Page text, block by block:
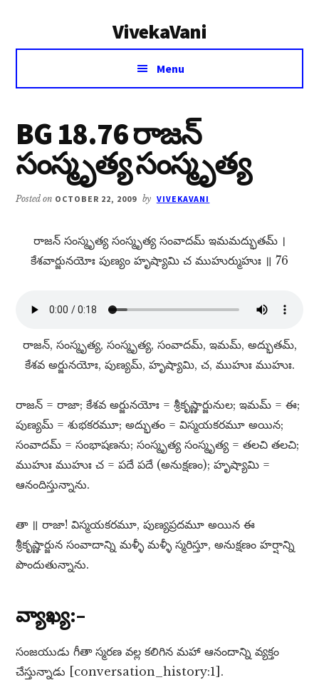
VivekaVani
Voice
Vivekananda
Menu
BG 18.76 రాజన్​
సంస్మృత్య సంస్మృత్య
Posted on OCTOBER 22, 2009 by VIVEKAVANI
రాజన్​ సంస్మృత్య సంస్మృత్య సంవాదమ్​ ఇమమద్భుతమ్​ ।
కేశవార్జునయోః పుణ్యం హృష్యామి చ ముహుర్ముహుః ॥ 76
రాజన్​, సంస్మృత్య, సంస్మృత్య, సంవాదమ్​, ఇమమ్​, అద్భుతమ్​,
కేశవ అర్జునయోః, పుణ్యమ్​, హృష్యామి, చ, ముహుః ముహుః.
రాజన్​ = రాజా; కేశవ అర్జునయోః = శ్రీకృష్ణార్జునుల; ఇమమ్​ = ఈ;
పుణ్యమ్​ = శుభకరమూ; అద్భుతం = విస్మయకరమూ అయిన;
సంవాదమ్​ = సంభాషణను; సంస్మృత్య సంస్మృత్య = తలచి తలచి;
ముహుః ముహుః చ = పదే పదే (అనుక్షణం); హృష్యామి =
ఆనందిస్తున్నాను.
తా ॥ రాజా! విస్మయకరమూ, పుణ్యప్రదమూ అయిన ఈ
శ్రీకృష్ణార్జున సంవాదాన్ని మళ్ళీ మళ్ళీ స్మరిస్తూ, అనుక్షణం హర్షాన్ని
పొందుతున్నాను.
వ్యాఖ్య:–
సంజయుడు గీతా స్మరణ వల్ల కలిగిన మహా ఆనందాన్ని వ్యక్తం
చేస్తున్నాడు [conversation_history:1].